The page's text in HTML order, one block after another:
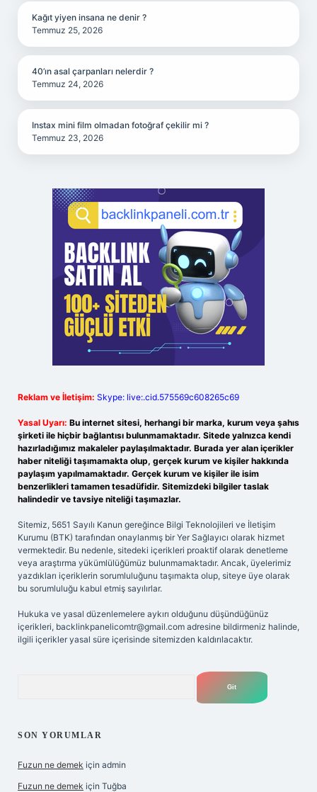
Kağıt yiyen insana ne denir ?
Temmuz 25, 2026
40’ın asal çarpanları nelerdir ?
Temmuz 24, 2026
Instax mini film olmadan fotoğraf çekilir mi ?
Temmuz 23, 2026
Reklam ve İletişim: Skype: live:.cid.575569c608265c69
Yasal Uyarı: Bu internet sitesi, herhangi bir marka, kurum veya şahıs
şirketi ile hiçbir bağlantısı bulunmamaktadır. Sitede yalnızca kendi
hazırladığımız makaleler paylaşılmaktadır. Burada yer alan içerikler
haber niteliği taşımamakta olup, gerçek kurum ve kişiler hakkında
paylaşım yapılmamaktadır. Gerçek kurum ve kişiler ile isim
benzerlikleri tamamen tesadüfidir. Sitemizdeki bilgiler taslak
halindedir ve tavsiye niteliği taşımazlar.
Sitemiz, 5651 Sayılı Kanun gereğince Bilgi Teknolojileri ve İletişim
Kurumu (BTK) tarafından onaylanmış bir Yer Sağlayıcı olarak hizmet
vermektedir. Bu nedenle, sitedeki içerikleri proaktif olarak denetleme
veya araştırma yükümlülüğümüz bulunmamaktadır. Ancak, üyelerimiz
yazdıkları içeriklerin sorumluluğunu taşımakta olup, siteye üye olarak
bu sorumluluğu kabul etmiş sayılırlar.
Hukuka ve yasal düzenlemelere aykırı olduğunu düşündüğünüz
içerikleri, backlinkpanelicomtr@gmail.com adresine bildirmeniz halinde,
ilgili içerikler yasal süre içerisinde sitemizden kaldırılacaktır.
SON YORUMLAR
Fuzun ne demek için admin
Fuzun ne demek için Tuğba